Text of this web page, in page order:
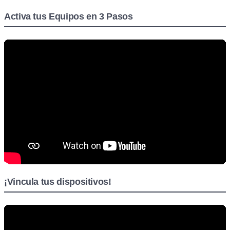
Activa tus Equipos en 3 Pasos
¡Vincula tus dispositivos!